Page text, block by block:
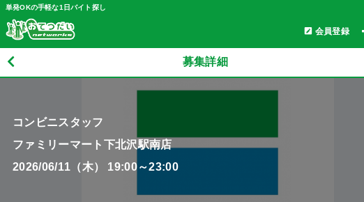
単発OKの手軽な1日バイト探し
会員登録
募集詳細
コンビニスタッフ
ファミリーマート下北沢駅南店
2026/06/11（木） 19:00～23:00